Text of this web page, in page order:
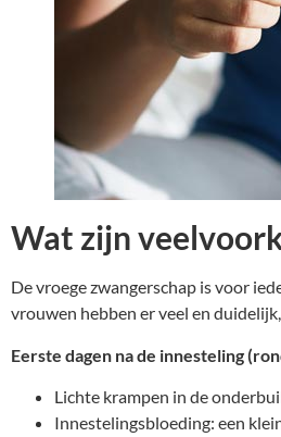
Wat zijn
De vroege zwangerschap is voor
vrouwen hebben er veel en
Eerste dagen na de innesteling
Lichte krampen in de
Innestelingsbloeding: een